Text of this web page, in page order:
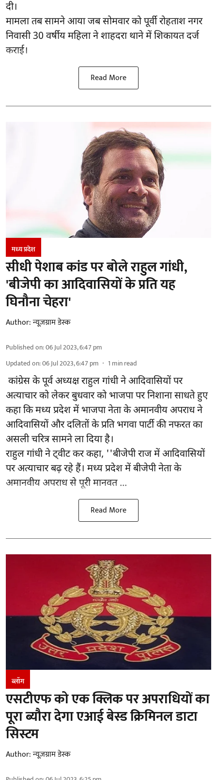
दी।
मामला तब सामने आया जब सोमवार को पूर्वी रोहताश नगर
निवासी 30 वर्षीय महिला ने शाहदरा थाने में शिकायत दर्ज
कराई।
Read More
मध्‍य प्रदेश
सीधी पेशाब कांड पर बोले राहुल गांधी,
'बीजेपी का आदिवासियों के प्रति यह
घिनौना चेहरा'
Author:न्यूज़ग्राम डेस्क
Published on:06 Jul 2023, 6:47 pm
Updated on:06 Jul 2023, 6:47 pm 1 min read
कांग्रेस के पूर्व अध्यक्ष राहुल गांधी ने आदिवासियों पर
अत्याचार को लेकर बुधवार को भाजपा पर निशाना साधते हुए
कहा कि मध्य प्रदेश में भाजपा नेता के अमानवीय अपराध ने
आदिवासियों और दलितों के प्रति भगवा पार्टी की नफरत का
असली चरित्र सामने ला दिया है।
राहुल गांधी ने ट्वीट कर कहा, ''बीजेपी राज में आदिवासियों
पर अत्याचार बढ़ रहे हैं। मध्य प्रदेश में बीजेपी नेता के
अमानवीय अपराध से पूरी मानवत ...
Read More
ब्लॉग
एसटीएफ को एक ​क्लिक पर अपरा​धियों का
पूरा ब्यौरा देगा एआई बेस्ड क्रिमिनल डाटा
सिस्टम
Author:न्यूज़ग्राम डेस्क